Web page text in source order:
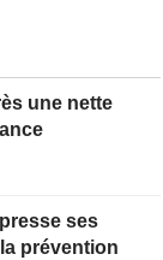
une nette
ses
prévention